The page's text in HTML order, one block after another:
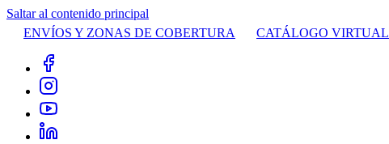
Saltar al contenido principal
ENVÍOS Y ZONAS DE COBERTURA
CATÁLOGO VIRTUAL